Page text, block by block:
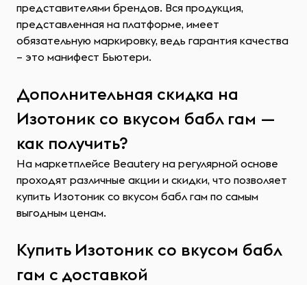
представителями брендов. Вся продукция,
представленная на платформе, имеет
обязательную маркировку, ведь гарантия качества
– это манифест Бьютери.
Дополнительная скидка на
Изотоник со вкусом бабл гам —
как получить?
На маркетплейсе Beautery на регулярной основе
проходят различные акции и скидки, что позволяет
купить Изотоник со вкусом бабл гам по самым
выгодным ценам.
Купить Изотоник со вкусом бабл
гам с доставкой